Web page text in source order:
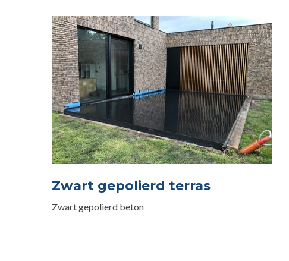
Zwart gepolierd terras
Zwart gepolierd beton